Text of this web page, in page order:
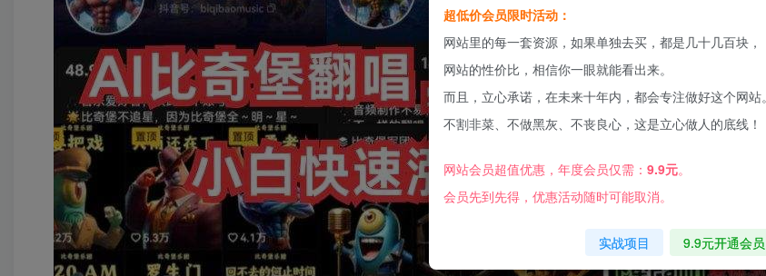
超低价会员限时活动：
网站里的每一套资源，如果单独去买，都是几十几百块，
网站的性价比，相信你一眼就能看出来。
而且，立心承诺，在未来十年内，都会专注做好这个网站。
不割非菜、不做黑灰、不丧良心，这是立心做人的底线！
网站会员超值优惠，年度会员仅需： 9.9元。
会员先到先得，优惠活动随时可能取消。
实战项目 9.9元开通会员